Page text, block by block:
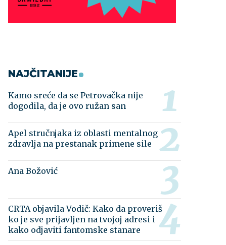
NAJČITANIJE
Kamo sreće da se Petrovačka nije
dogodila, da je ovo ružan san
Apel stručnjaka iz oblasti mentalnog
zdravlja na prestanak primene sile
Ana Božović
CRTA objavila Vodič: Kako da proveriš
ko je sve prijavljen na tvojoj adresi i
kako odjaviti fantomske stanare